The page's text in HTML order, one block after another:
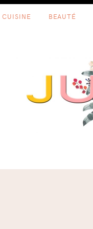
CUISINE BEAUTÉ